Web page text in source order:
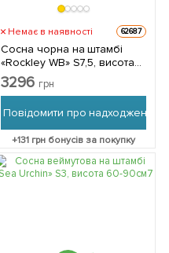
Немає в наявності 62687
Сосна чорна на штамбі
«Rockley WB» S7,5, висота
100-120см 1 саджанець в
упаковці
3296 грн
Повідомити про надходження
+131 грн бонусів за покупку